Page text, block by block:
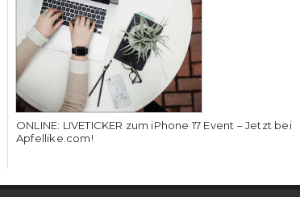
ONLINE: LIVETICKER zum iPhone 17 Event – Jetzt bei
Apfellike.com!